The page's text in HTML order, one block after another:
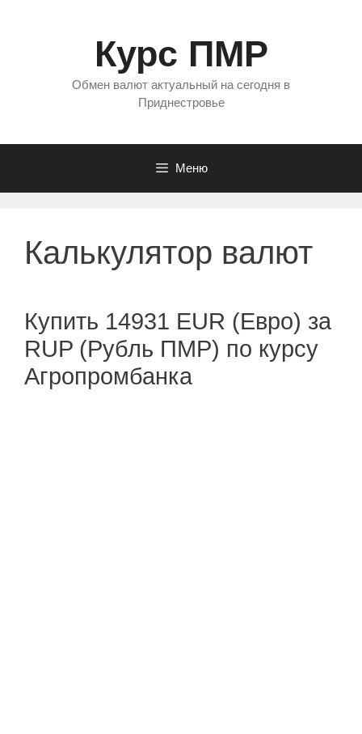
Курс ПМР
Обмен валют актуальный на сегодня в
Приднестровье
Меню
Калькулятор валют
Купить 14931 EUR (Евро) за
RUP (Рубль ПМР) по курсу
Агропромбанка